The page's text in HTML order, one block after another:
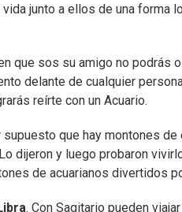
junto a ellos de una forma
que sos su amigo no podrás
delante de cualquier
reírte con un Acuario.
que hay montones de
dijeron y luego probaron
de acuarianos divertidos
. Con Sagitario pueden